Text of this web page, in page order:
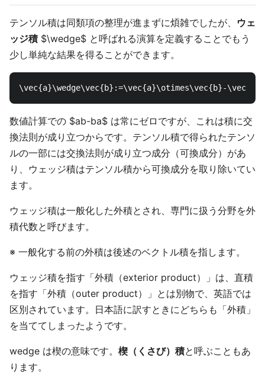
テンソル積は同類項の整理が進まずに煩雑でしたが、 ウェ
ッジ積 $\wedge$ と呼ばれる演算を定義することでもう
少し単純な結果を得ることができます。
数値計算での $ab-ba$ は常にゼロですが、これは積に交
換法則が成り立つからです。テンソル積で得られたテンソ
ルの一部には交換法則が成り立つ成分（可換成分）があ
り、ウェッジ積はテンソル積から可換成分を取り除いてい
ます。
ウェッジ積は一般化した外積とされ、専門に扱う分野を外
積代数と呼びます。
※ 一般化する前の外積は後述のベクトル積を指します。
ウェッジ積を指す「外積（exterior product）」は、直積
を指す「外積（outer product）」とは別物で、英語では
区別されています。日本語に訳すときにどちらも「外積」
を当ててしまったようです。
wedge は楔の意味です。 楔（くさび）積と呼ぶこともあ
ります。